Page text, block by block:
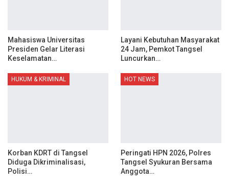
Mahasiswa Universitas
Presiden Gelar Literasi
Keselamatan…
Layani Kebutuhan Masyarakat
24 Jam, Pemkot Tangsel
Luncurkan…
HUKUM & KRIMINAL
Korban KDRT di Tangsel
Diduga Dikriminalisasi,
Polisi…
HOT NEWS
Peringati HPN 2026, Polres
Tangsel Syukuran Bersama
Anggota…